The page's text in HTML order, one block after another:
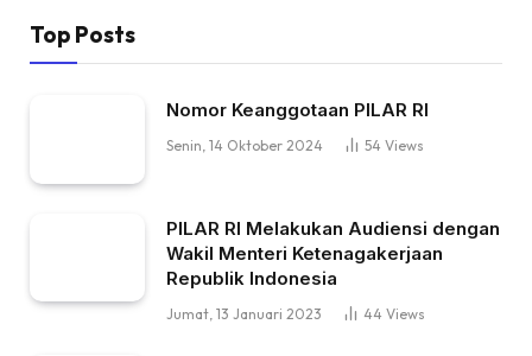
Top Posts
Nomor Keanggotaan PILAR RI
Senin, 14 Oktober 2024 54 Views
PILAR RI Melakukan Audiensi dengan
Wakil Menteri Ketenagakerjaan
Republik Indonesia
Jumat, 13 Januari 2023 44 Views